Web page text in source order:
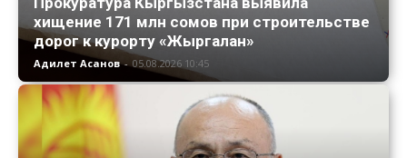
хищение 171 млн сомов при строительстве
дорог к курорту «Жыргалан»
Адилет Асанов - 05.08.2026 10:45